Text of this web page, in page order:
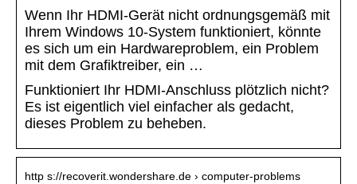
Wenn Ihr HDMI-Gerät nicht ordnungsgemäß mit
Ihrem Windows 10-System funktioniert, könnte
es sich um ein Hardwareproblem, ein Problem
mit dem Grafiktreiber, ein …
Funktioniert Ihr HDMI-Anschluss plötzlich nicht?
Es ist eigentlich viel einfacher als gedacht,
dieses Problem zu beheben.
http s://recoverit.wondershare.de › computer-problems